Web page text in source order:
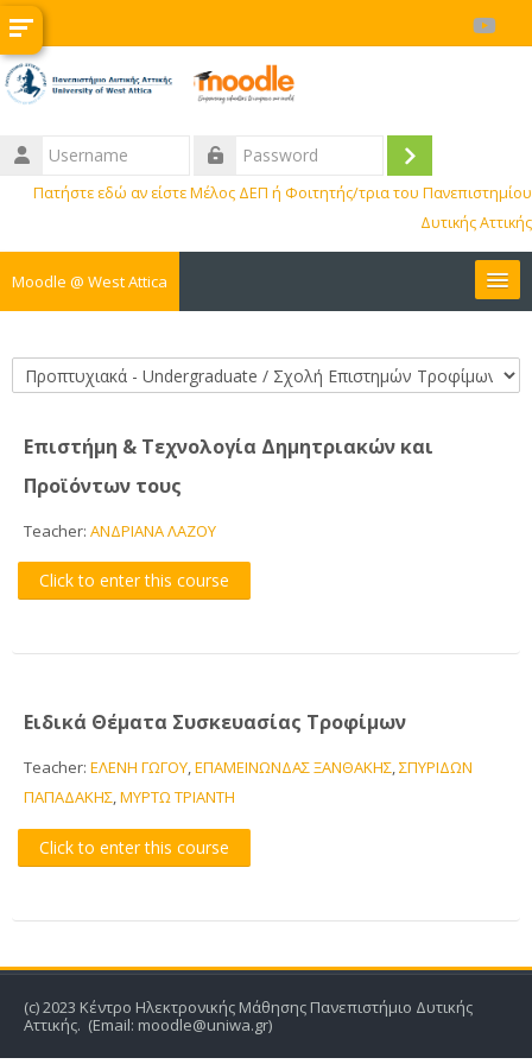
Skip to main content
Username
Password
Log
Πατήστε εδώ αν είστε Μέλος ΔΕΠ ή Φοιτητής/τρια του Πανεπιστημίου
Δυτικής Αττικής
Moodle @ West Attica
BIP
CTL Training
Support
English ‎(en)‎
courses
Course categories
Επιστήμη & Τεχνολογία Δημητριακών και
Προϊόντων τους
Teacher: ΑΝΔΡΙΑΝΑ ΛΑΖΟΥ
Click to enter this course
Ειδικά Θέματα Συσκευασίας Τροφίμων
Teacher: ΕΛΕΝΗ ΓΩΓΟΥ,ΕΠΑΜΕΙΝΩΝΔΑΣ ΞΑΝΘΑΚΗΣ,ΣΠΥΡΙΔΩΝ
ΠΑΠΑΔΑΚΗΣ,ΜΥΡΤΩ ΤΡΙΑΝΤΗ
Click to enter this course
(c) 2023 Κέντρο Ηλεκτρονικής Μάθησης Πανεπιστήμιο Δυτικής
Αττικής. (Email: moodle@uniwa.gr)